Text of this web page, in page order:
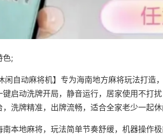
色;
闲自动麻将机】专为海南地方麻将玩法打造
启动洗牌开局，静音运行，居家使用不打扰
洗牌精准，出牌流畅，适合全家老少一起休
本地麻将，玩法简单节奏舒缓，机器操作